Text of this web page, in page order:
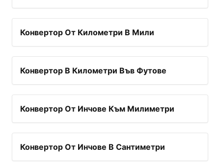
Конвертор От Километри В Мили
Конвертор В Километри Във Футове
Конвертор От Инчове Към Милиметри
Конвертор От Инчове В Сантиметри